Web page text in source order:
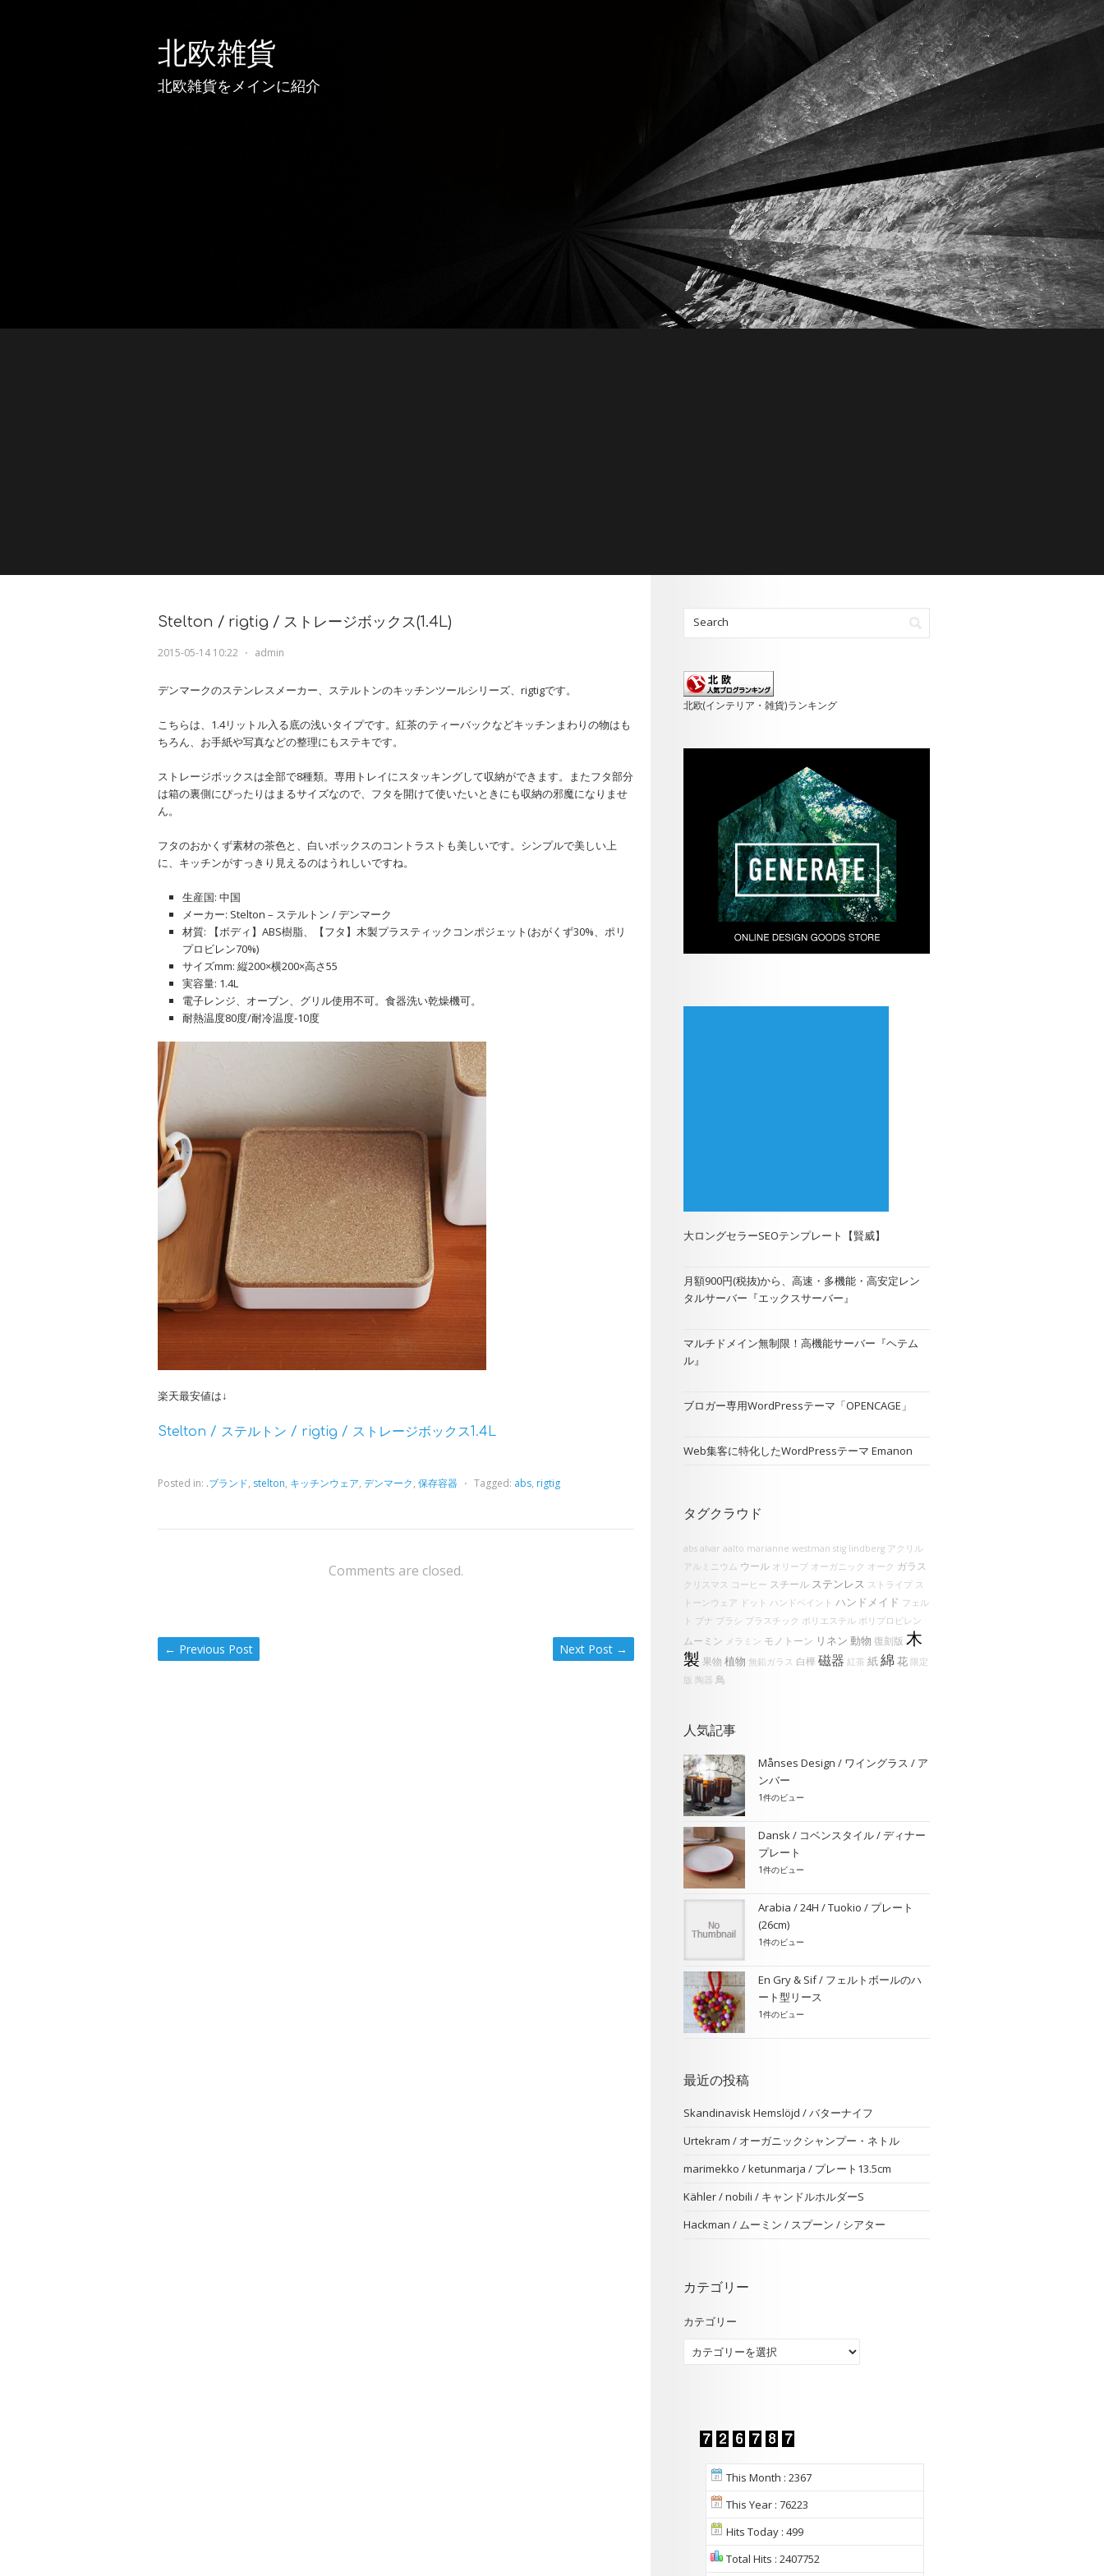
北欧雑貨
北欧雑貨をメインに紹介
Stelton / rigtig / ストレージボックス(1.4L)
2015-05-14 10:22 ⋅ admin
デンマークのステンレスメーカー、ステルトンのキッチンツールシリーズ、rigtigです。
こちらは、1.4リットル入る底の浅いタイプです。紅茶のティーバックなどキッチンまわりの物はも
ちろん、お手紙や写真などの整理にもステキです。
ストレージボックスは全部で8種類。専用トレイにスタッキングして収納ができます。またフタ部分
は箱の裏側にぴったりはまるサイズなので、フタを開けて使いたいときにも収納の邪魔になりませ
ん。
フタのおかくず素材の茶色と、白いボックスのコントラストも美しいです。シンプルで美しい上
に、キッチンがすっきり見えるのはうれしいですね。
生産国: 中国
メーカー: Stelton – ステルトン / デンマーク
材質: 【ボディ】ABS樹脂、【フタ】木製プラスティックコンポジェット(おがくず30%、ポリ
プロビレン70%)
サイズmm: 縦200×横200×高さ55
実容量: 1.4L
電子レンジ、オーブン、グリル使用不可。食器洗い乾燥機可。
耐熱温度80度/耐冷温度-10度
楽天最安値は↓
Stelton / ステルトン / rigtig / ストレージボックス1.4L
Posted in: .ブランド, stelton, キッチンウェア, デンマーク, 保存容器 ⋅ Tagged: abs, rigtig
Comments are closed.
← Previous Post Next Post →
北欧(インテリア・雑貨)ランキング
大ロングセラーSEOテンプレート【賢威】
月額900円(税抜)から、高速・多機能・高安定レン
タルサーバー『エックスサーバー』
マルチドメイン無制限！高機能サーバー『ヘテム
ル』
ブロガー専用WordPressテーマ「OPENCAGE」
Web集客に特化したWordPressテーマ Emanon
タグクラウド
abs alvar aalto marianne westman stig lindberg アクリル
アルミニウム ウール オリーブ オーガニック オーク ガラス
クリスマス コーヒー スチール ステンレス ストライプ ス
トーンウェア ドット ハンドペイント ハンドメイド フェル
ト ブナ ブラシ プラスチック ポリエステル ポリプロピレン
ムーミン メラミン モノトーン リネン 動物 復刻版 木
製 果物 植物 無鉛ガラス 白樺 磁器 紅茶 紙綿 花 限定
版 陶器 鳥
人気記事
Månses Design / ワイングラス / ア
ンバー
1件のビュー
Dansk / コベンスタイル / ディナー
プレート
1件のビュー
Arabia / 24H / Tuokio / プレート
(26cm)
1件のビュー
En Gry & Sif / フェルトボールのハ
ート型リース
1件のビュー
最近の投稿
Skandinavisk Hemslöjd / バターナイフ
Urtekram / オーガニックシャンプー・ネトル
marimekko / ketunmarja / プレート13.5cm
Kähler / nobili / キャンドルホルダーS
Hackman / ムーミン / スプーン / シアター
カテゴリー
カテゴリー
This Month : 2367
This Year : 76223
Hits Today : 499
Total Hits : 2407752